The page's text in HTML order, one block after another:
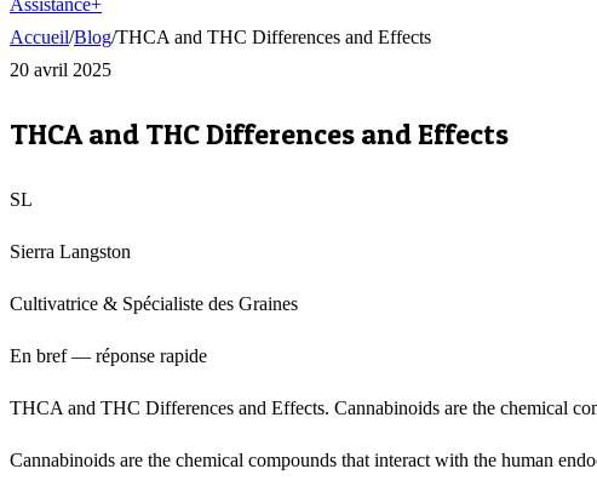
Assistance+
Accueil/Blog/THCA and THC Differences and Effects
20 avril 2025
THCA and THC Differences and Effects
SL
Sierra Langston
Cultivatrice & Spécialiste des Graines
En bref — réponse rapide
THCA and THC Differences and Effects. Cannabinoids are the chemical
Cannabinoids are the chemical compounds that interact with the human